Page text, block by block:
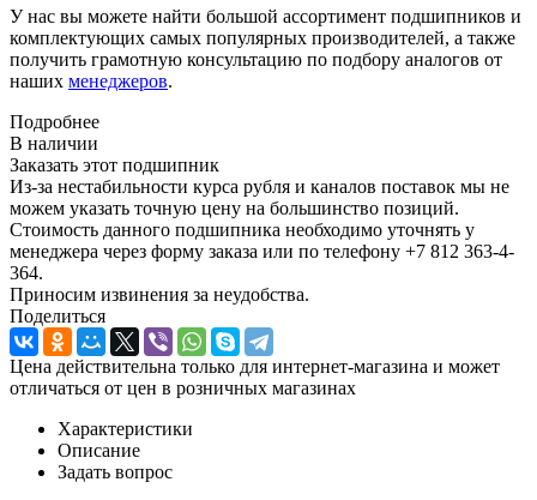
У нас вы можете найти большой ассортимент подшипников и
комплектующих самых популярных производителей, а также
получить грамотную консультацию по подбору аналогов от
наших менеджеров.
Подробнее
В наличии
Заказать этот подшипник
Из-за нестабильности курса рубля и каналов поставок мы не
можем указать точную цену на большинство позиций.
Стоимость данного подшипника необходимо уточнять у
менеджера через форму заказа или по телефону +7 812 363-4-
364.
Приносим извинения за неудобства.
Поделиться
Цена действительна только для интернет-магазина и может
отличаться от цен в розничных магазинах
Характеристики
Описание
Задать вопрос